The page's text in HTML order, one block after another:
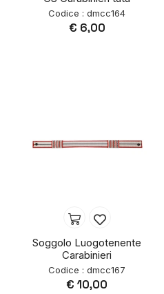
Codice : dmcc164
€ 6,00
Soggolo Luogotenente
Carabinieri
Codice : dmcc167
€ 10,00